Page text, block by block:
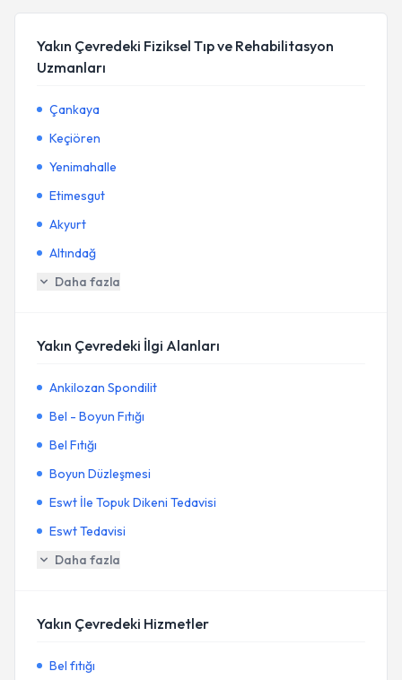
Yakın Çevredeki Fiziksel Tıp ve Rehabilitasyon
Uzmanları
Çankaya
Keçiören
Yenimahalle
Etimesgut
Akyurt
Altındağ
Daha fazla
Yakın Çevredeki İlgi Alanları
Ankilozan Spondilit
Bel - Boyun Fıtığı
Bel Fıtığı
Boyun Düzleşmesi
Eswt İle Topuk Dikeni Tedavisi
Eswt Tedavisi
Daha fazla
Yakın Çevredeki Hizmetler
Bel fıtığı